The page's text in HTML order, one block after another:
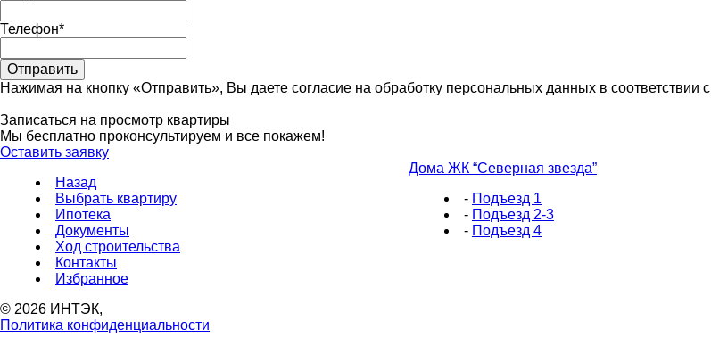
Телефон*
Отправить
Нажимая на кнопку «Отправить», Вы даете согласие на обработку персональных данных в соответствии с
Записаться на просмотр квартиры
Мы бесплатно проконсультируем и все покажем!
Оставить заявку
Назад
Выбрать квартиру
Ипотека
Документы
Ход строительства
Контакты
Избранное
Дома ЖК “Северная звезда”
- Подъезд 1
- Подъезд 2-3
- Подъезд 4
© 2026 ИНТЭК,
Политика конфиденциальности